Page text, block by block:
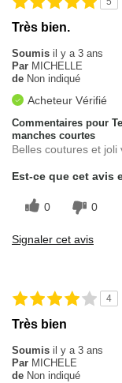
Très bien.
Soumis il y a 3 ans
Par MICHELLE
de Non indiqué
Acheteur Vérifié
Commentaires pour
manches courtes
Belles coutures et joli
Est-ce que cet avis
0 0
Signaler cet avis
4
Très bien
Soumis il y a 3 ans
Par MICHELE
de Non indiqué